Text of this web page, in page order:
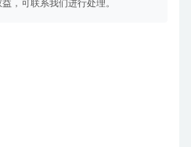
，可联系我们进行处理。